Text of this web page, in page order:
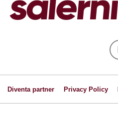
Diventa partner Privacy Policy